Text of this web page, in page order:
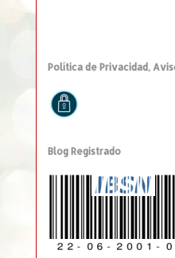
Política de Privacidad,
Blog Registrado